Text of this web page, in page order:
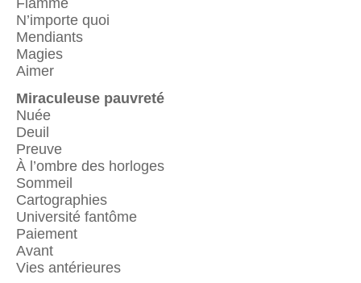
Flamme
N’importe quoi
Mendiants
Magies
Aimer
Miraculeuse pauvreté
Nuée
Deuil
Preuve
À l’ombre des horloges
Sommeil
Cartographies
Université fantôme
Paiement
Avant
Vies antérieures